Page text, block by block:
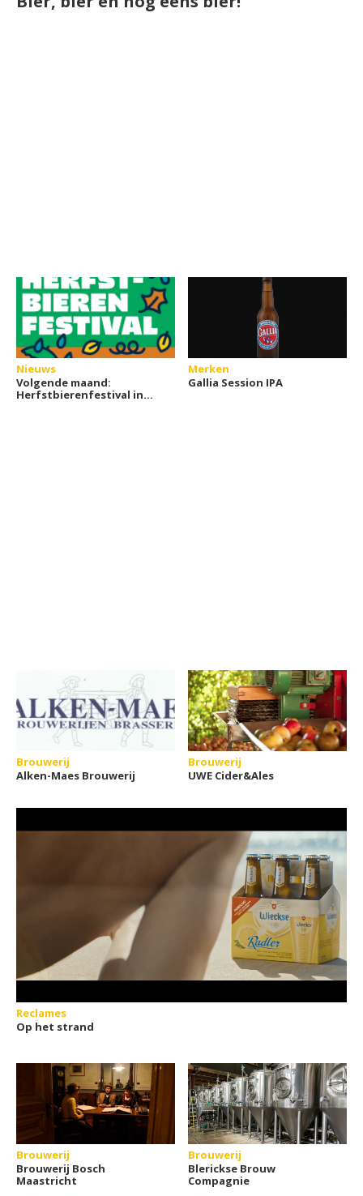
Nieuws
Volgende maand:
Herfstbierenfestival in
Merken
Gallia Session IPA
Brouwerij
Alken-Maes Brouwerij
Brouwerij
UWE Cider&Ales
Reclames
Op het strand
Brouwerij
Brouwerij Bosch
Maastricht
Brouwerij
Blerickse Brouw
Compagnie